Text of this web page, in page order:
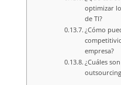
optimizar
de TI?
¿Cómo
empresa?
¿Cuáles